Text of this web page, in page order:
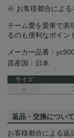
※ お客様都合による
チーム愛を愛車で表
るのも便利なポイン
メーカー品番：
原産国：日本
サイズ
-
返品・交換について
お客様都合による返